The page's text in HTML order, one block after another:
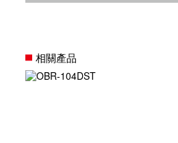
相關產品